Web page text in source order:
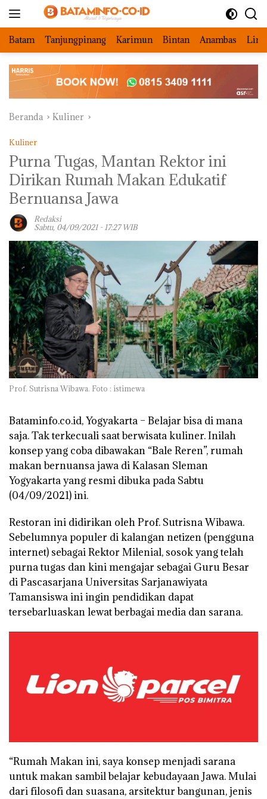
Batam Tanjungpinang Karimun Bintan Anambas
Beranda Kuliner
Kuliner
Purna Tugas, Mantan Rektor ini
Dirikan Rumah Makan Edukatif
Bernuansa Jawa
Redaksi
Sabtu, 04/09/2021 - 17:27 WIB
Prof. Sutrisna Wibawa. Foto : istimewa
Bataminfo.co.id, Yogyakarta – Belajar bisa di mana
saja. Tak terkecuali saat berwisata kuliner. Inilah
konsep yang coba dibawakan “Bale Reren”, rumah
makan bernuansa jawa di Kalasan Sleman
Yogyakarta yang resmi dibuka pada Sabtu
(04/09/2021) ini.
Restoran ini didirikan oleh Prof. Sutrisna Wibawa.
Sebelumnya populer di kalangan netizen (pengguna
internet) sebagai Rektor Milenial, sosok yang telah
purna tugas dan kini mengajar sebagai Guru Besar
di Pascasarjana Universitas Sarjanawiyata
Tamansiswa ini ingin pendidikan dapat
tersebarluaskan lewat berbagai media dan sarana.
“Rumah Makan ini, saya konsep menjadi sarana
untuk makan sambil belajar kebudayaan Jawa. Mulai
dari filosofi dan suasana, arsitektur bangunan, jenis